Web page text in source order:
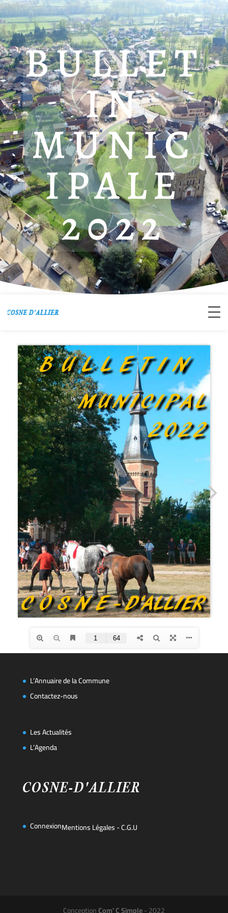
BULLET
IN
MUNIC
IPALE
2022
L’Annuaire de la Commune
Contactez-nous
Les Actualités
L’Agenda
ConnexionMentions Légales-C.G.U